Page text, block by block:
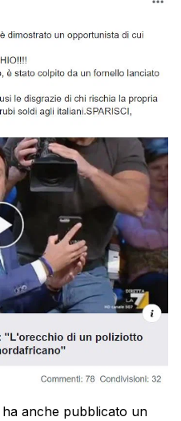
ha anche pubblicato un